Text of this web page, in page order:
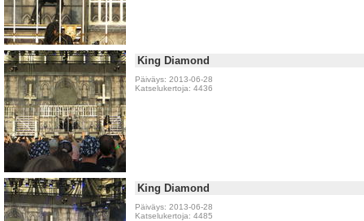
King Diamond
Päiväys: 2013-06-28
Katselukertoja: 4436
King Diamond
Päiväys: 2013-06-28
Katselukertoja: 4485